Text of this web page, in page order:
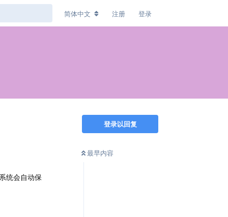
简体中文 注册 登录
登录以回复
最早内容
统会自动保